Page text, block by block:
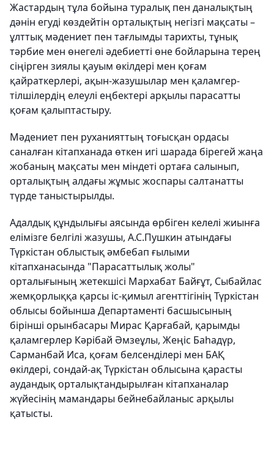
Жастардың тұла бойына туралық пен даналықтың
дәнін егуді көздейтін орталықтың негізгі мақсаты –
ұлттық мәдениет пен тағлымды тарихты, тұнық
тәрбие мен өнегелі әдебиетті өне бойларына терең
сіңірген зиялы қауым өкілдері мен қоғам
қайраткерлері, ақын-жазушылар мен қаламгер-
тілшілердің елеулі еңбектері арқылы парасатты
қоғам қалыптастыру.
Мәдениет пен руханияттың тоғысқан ордасы
саналған кітапханада өткен игі шарада бірегей жаңа
жобаның мақсаты мен міндеті ортаға салынып,
орталықтың алдағы жұмыс жоспары салтанатты
түрде таныстырылды.
Адалдық құндылығы аясында өрбіген келелі жиынға
елімізге белгілі жазушы, А.С.Пушкин атындағы
Түркістан облыстық әмбебап ғылыми
кітапханасында "Парасаттылық жолы"
орталығының жетекшісі Мархабат Байғұт, Сыбайлас
жемқорлыққа қарсы іс-қимыл агенттігінің Түркістан
облысы бойынша Департаменті басшысының
бірінші орынбасары Мирас Қарғабай, қарымды
қаламгерлер Кәрібай Әмзеұлы, Жеңіс Баһадүр,
Сарманбай Иса, қоғам белсенділері мен БАҚ
өкілдері, сондай-ақ Түркістан облысына қарасты
аудандық орталықтандырылған кітапханалар
жүйесінің мамандары бейнебайланыс арқылы
қатысты.